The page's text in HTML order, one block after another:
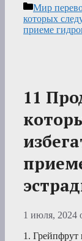
Рубрики
Мир
которых
приеме
11
1 июля, 2024
1.